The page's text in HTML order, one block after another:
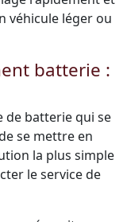
véhicule léger ou
batterie :
de batterie qui se
se mettre en
la plus simple
le service de